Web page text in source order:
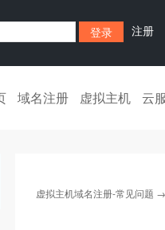
注册
域名注册 虚拟主机 云
虚拟主机域名注册-常见问题